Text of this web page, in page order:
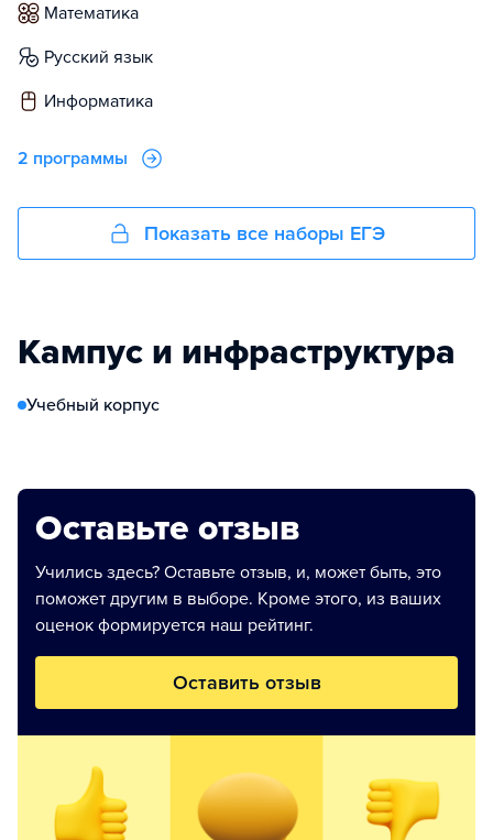
математика
русский язык
информатика
2 программы
Показать все наборы ЕГЭ
Кампус и инфраструктура
Учебный корпус
Оставьте отзыв
Учились здесь? Оставьте отзыв, и, может быть, это
поможет другим в выборе. Кроме этого, из ваших
оценок формируется наш рейтинг.
Оставить отзыв